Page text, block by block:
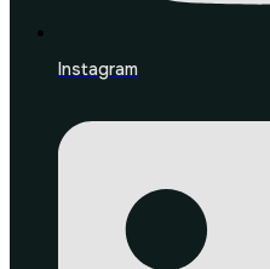
Instagram